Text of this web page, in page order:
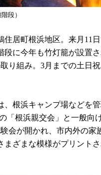
段）
居町根浜地区。来月11
に今年も竹灯籠が設置
り組み。3月までの土日
根浜キャンプ場などを
「根浜親交会」と一般向
会が開かれ、市内外の家
まざまな模様がプリント